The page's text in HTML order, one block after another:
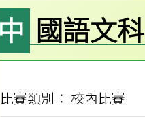
中國語
比賽類別： 校內比賽